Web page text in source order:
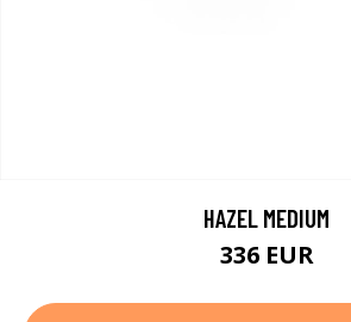
HAZEL MEDIUM
336 EUR